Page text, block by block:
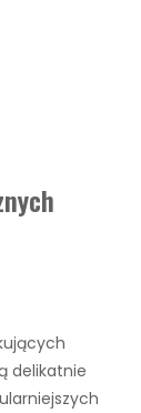
delikatnie